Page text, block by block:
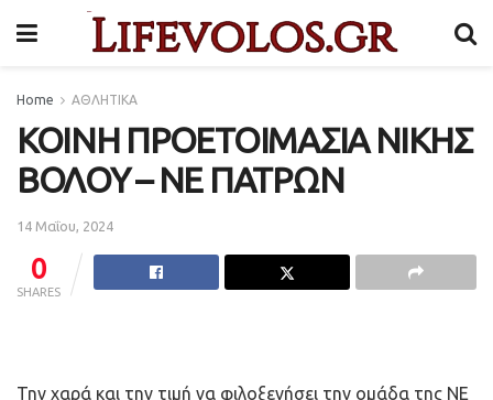
Home ΑΘΛΗΤΙΚΑ
ΚΟΙΝΗ ΠΡΟΕΤΟΙΜΑΣΙΑ ΝΙΚΗΣ
ΒΟΛΟΥ – ΝΕ ΠΑΤΡΩΝ
14 Μαΐου, 2024
0
SHARES
Την χαρά και την τιμή να φιλοξενήσει την ομάδα της ΝΕ